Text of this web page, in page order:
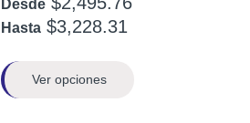
Desde
Hasta $3,228.31
Ver opciones